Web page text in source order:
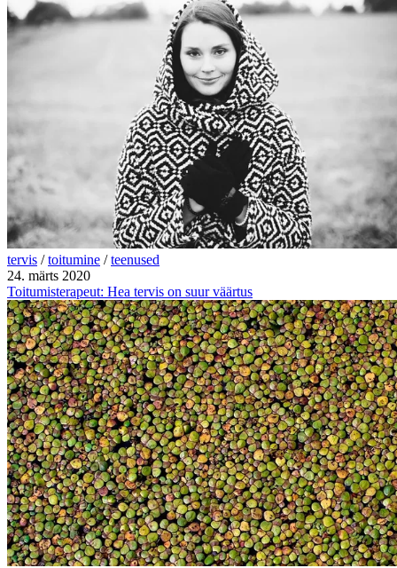
tervis / toitumine / teenused
24. märts 2020
Toitumisterapeut: Hea tervis on suur väärtus